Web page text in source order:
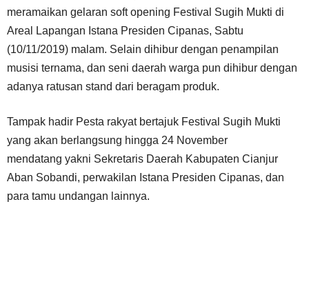
meramaikan gelaran soft opening Festival Sugih Mukti di
Areal Lapangan Istana Presiden Cipanas, Sabtu
(10/11/2019) malam. Selain dihibur dengan penampilan
musisi ternama, dan seni daerah warga pun dihibur dengan
adanya ratusan stand dari beragam produk.
Tampak hadir Pesta rakyat bertajuk Festival Sugih Mukti
yang akan berlangsung hingga 24 November
mendatang yakni Sekretaris Daerah Kabupaten Cianjur
Aban Sobandi, perwakilan Istana Presiden Cipanas, dan
para tamu undangan lainnya.